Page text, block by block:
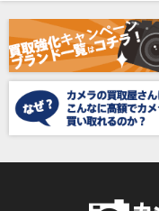
Belkin（ベルキン）
Bencini（ベンチーニ）
BENRO（ベンロ）
BERGEON（ベルジョン
Blackmagic Design（ブ